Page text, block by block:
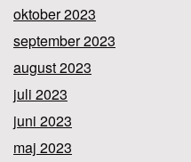
oktober 2023
september 2023
august 2023
juli 2023
juni 2023
maj 2023